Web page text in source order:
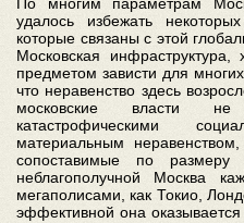
удалось избежать
которые связаны с этой
Московская
предметом зависти для
что неравенство здесь
московские власти
катастрофическими
материальным
сопоставимые по
неблагополучной Москва
мегаполисами, как Токио,
эффективной она